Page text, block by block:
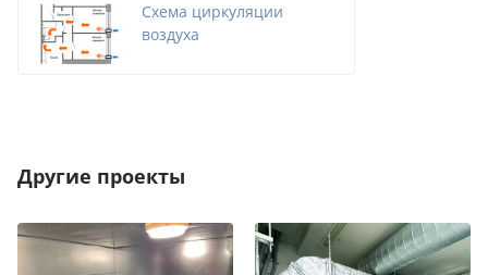
Схема циркуляции
воздуха
Другие проекты